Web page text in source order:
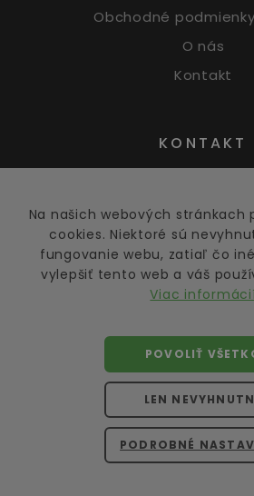
Obchodné podmienky
O nás
Kontakt
KONTAKT
©2026
Všetky práva
Kopírovanie obsahu bez
je trestným činom. Obsah je
Na našich webových stránkach
cookies. Niektoré sú
fungovanie webu, zatiaľ čo
vylepšiť tento web a váš
Viac
PODROBNÉ
LEN
POVOLIŤ